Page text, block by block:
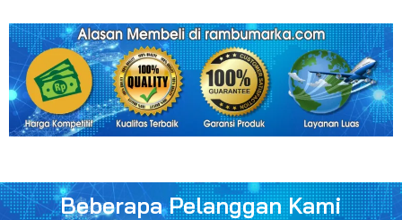
Beberapa Pelanggan Kami